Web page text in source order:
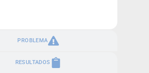
PROBLEMA
RESULTADOS